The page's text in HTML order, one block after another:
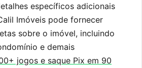
específicos adicionais
Imóveis pode fornecer
sobre o imóvel, incluindo
e demais
jogos e saque Pix em 90